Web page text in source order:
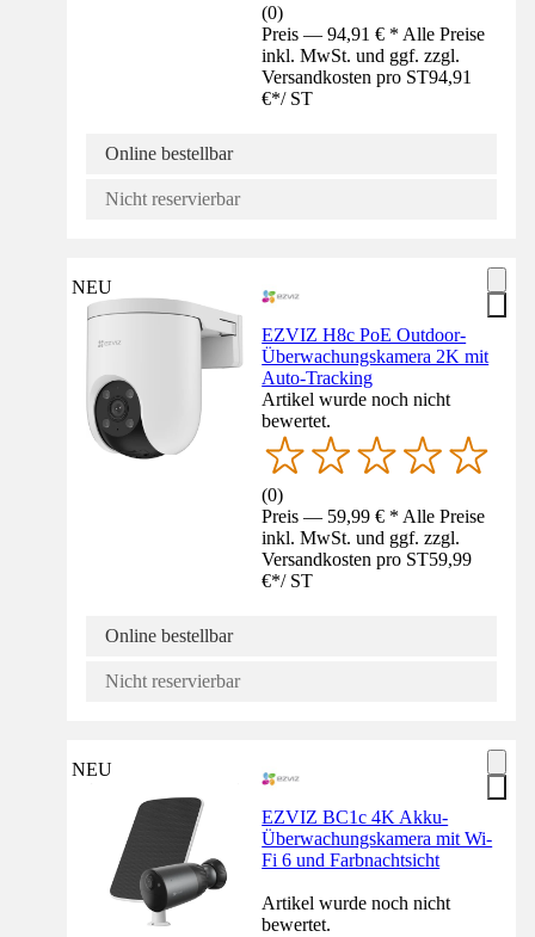
(0)
Preis — 94,91 € * Alle Preise
inkl. MwSt. und ggf. zzgl.
Versandkosten pro ST94,91
€*/ ST
Online bestellbar
Nicht reservierbar
NEU
EZVIZ H8c PoE Outdoor-
Überwachungskamera 2K mit
Auto-Tracking
Artikel wurde noch nicht
bewertet.
(0)
Preis — 59,99 € * Alle Preise
inkl. MwSt. und ggf. zzgl.
Versandkosten pro ST59,99
€*/ ST
Online bestellbar
Nicht reservierbar
NEU
EZVIZ BC1c 4K Akku-
Überwachungskamera mit Wi-
Fi 6 und Farbnachtsicht
Artikel wurde noch nicht
bewertet.